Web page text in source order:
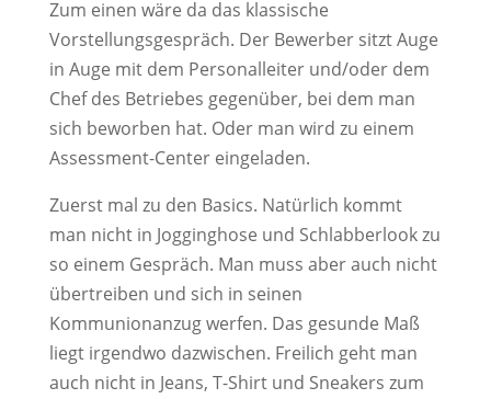
Zum einen wäre da das klassische
Vorstellungsgespräch. Der Bewerber sitzt Auge
in Auge mit dem Personalleiter und/oder dem
Chef des Betriebes gegenüber, bei dem man
sich beworben hat. Oder man wird zu einem
Assessment-Center eingeladen.
Zuerst mal zu den Basics. Natürlich kommt
man nicht in Jogginghose und Schlabberlook zu
so einem Gespräch. Man muss aber auch nicht
übertreiben und sich in seinen
Kommunionanzug werfen. Das gesunde Maß
liegt irgendwo dazwischen. Freilich geht man
auch nicht in Jeans, T-Shirt und Sneakers zum